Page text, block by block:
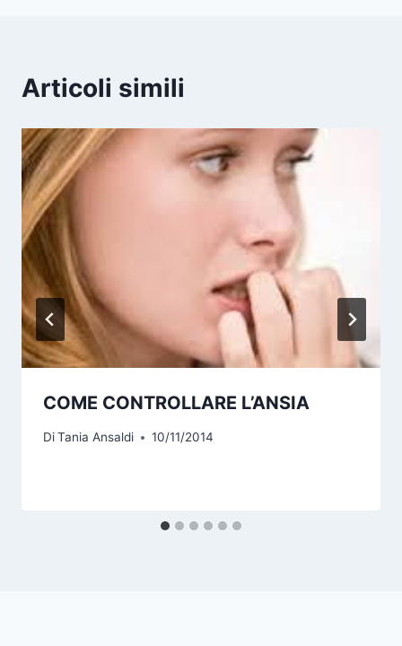
Articoli simili
COME CONTROLLARE L’ANSIA
DiTania Ansaldi 10/11/2014